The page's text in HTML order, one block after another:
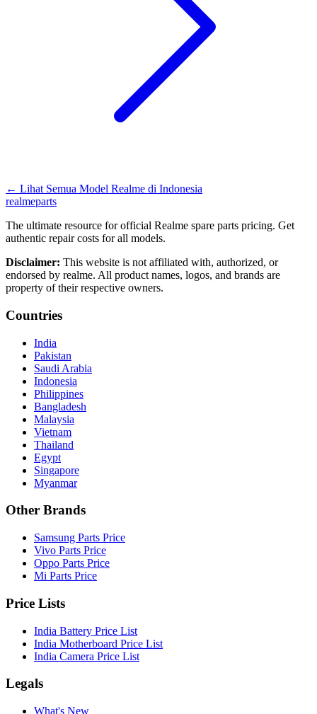
← Lihat Semua Model Realme di Indonesia
realmeparts
The ultimate resource for official Realme spare parts pricing. Get
authentic repair costs for all models.
Disclaimer: This website is not affiliated with, authorized, or
endorsed by realme. All product names, logos, and brands are
property of their respective owners.
Countries
India
Pakistan
Saudi Arabia
Indonesia
Philippines
Bangladesh
Malaysia
Vietnam
Thailand
Egypt
Singapore
Myanmar
Other Brands
Samsung Parts Price
Vivo Parts Price
Oppo Parts Price
Mi Parts Price
Price Lists
India Battery Price List
India Motherboard Price List
India Camera Price List
Legals
What's New